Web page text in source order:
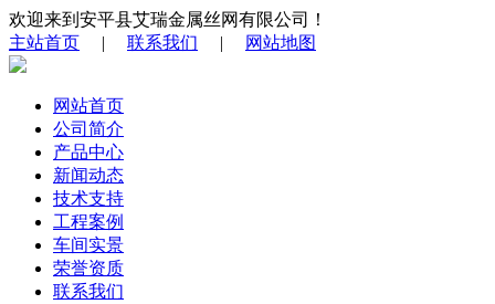
欢迎来到安平县艾瑞金属丝网有限公司！
主站首页 | 联系我们 | 网站地图
网站首页
公司简介
产品中心
新闻动态
技术支持
工程案例
车间实景
荣誉资质
联系我们